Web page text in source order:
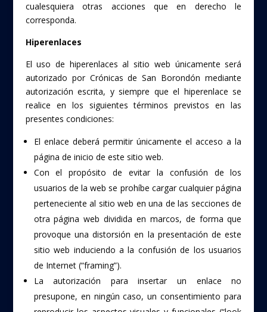
cualesquiera otras acciones que en derecho le
corresponda.
Hiperenlaces
El uso de hiperenlaces al sitio web únicamente será
autorizado por Crónicas de San Borondón mediante
autorización escrita, y siempre que el hiperenlace se
realice en los siguientes términos previstos en las
presentes condiciones:
El enlace deberá permitir únicamente el acceso a la
página de inicio de este sitio web.
Con el propósito de evitar la confusión de los
usuarios de la web se prohíbe cargar cualquier página
perteneciente al sitio web en una de las secciones de
otra página web dividida en marcos, de forma que
provoque una distorsión en la presentación de este
sitio web induciendo a la confusión de los usuarios
de Internet (“framing”).
La autorización para insertar un enlace no
presupone, en ningún caso, un consentimiento para